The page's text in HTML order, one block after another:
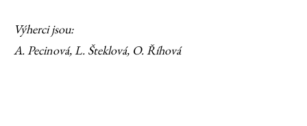
Výherci jsou:
A. Pecinová, L. Šteklová, O. Říhová